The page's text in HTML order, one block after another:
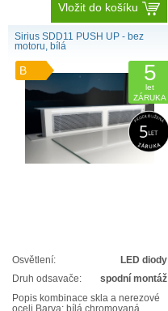
Vložit do košíku
Sirius SDD11 PUSH UP - bez
motoru, bílá
B 5
let
ZÁRUKA
Osvětlení:
LED diody
Druh odsavače:
spodní montáž
Popis kombinace skla a nerezové
oceli Barva: bílá chromovaná